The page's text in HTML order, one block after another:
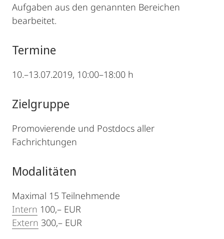
Aufgaben aus den genannten Bereichen
bearbeitet.
Termine
10.–13.07.2019, 10:00–18:00 h
Zielgruppe
Promovierende und Postdocs aller
Fachrichtungen
Modalitäten
Maximal 15 Teilnehmende
Intern 100,– EUR
Extern 300,– EUR